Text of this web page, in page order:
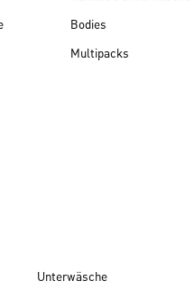
Bodies
Multipacks
Unterwäsche